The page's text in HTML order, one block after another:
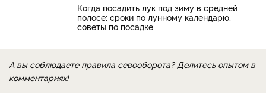
Когда посадить лук под зиму в средней
полосе: сроки по лунному календарю,
советы по посадке
А вы соблюдаете правила севооборота? Делитесь опытом в
комментариях!